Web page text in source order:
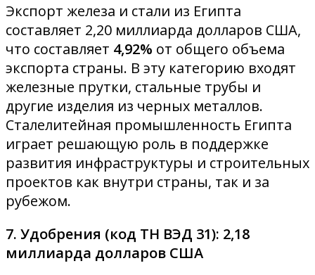
Экспорт железа и стали из Египта
составляет 2,20 миллиарда долларов США,
что составляет 4,92% от общего объема
экспорта страны. В эту категорию входят
железные прутки, стальные трубы и
другие изделия из черных металлов.
Сталелитейная промышленность Египта
играет решающую роль в поддержке
развития инфраструктуры и строительных
проектов как внутри страны, так и за
рубежом.
7. Удобрения (код ТН ВЭД 31): 2,18
миллиарда долларов США